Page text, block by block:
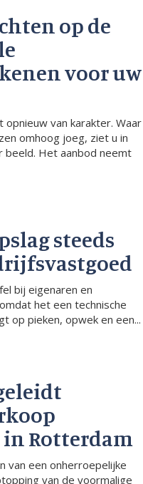
op de
voor uw
van karakter. Waar
omhoog joeg, ziet u in
beeld. Het aanbod neemt
steeds
bij eigenaren en
het een technische
op pieken, opwek en een...
Rotterdam
van een onherroepelijke
van de voormalige